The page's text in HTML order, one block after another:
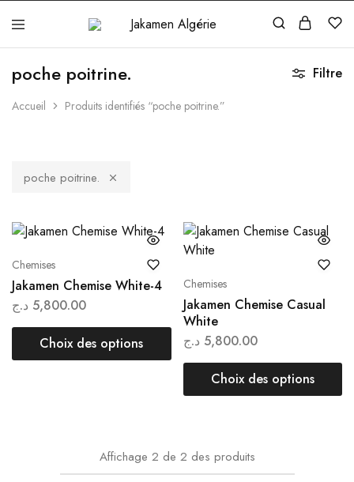
Jakamen
Algérie
poche poitrine.
Accueil Produits identifiés “poche poitrine.”
Filtre
poche poitrine.
Chemises
Jakamen Chemise White-4
5,800.00 د.ج
Choix des options
Chemises
Jakamen Chemise Casual
White
5,800.00 د.ج
Choix des options
Affichage 2 de 2 des produits